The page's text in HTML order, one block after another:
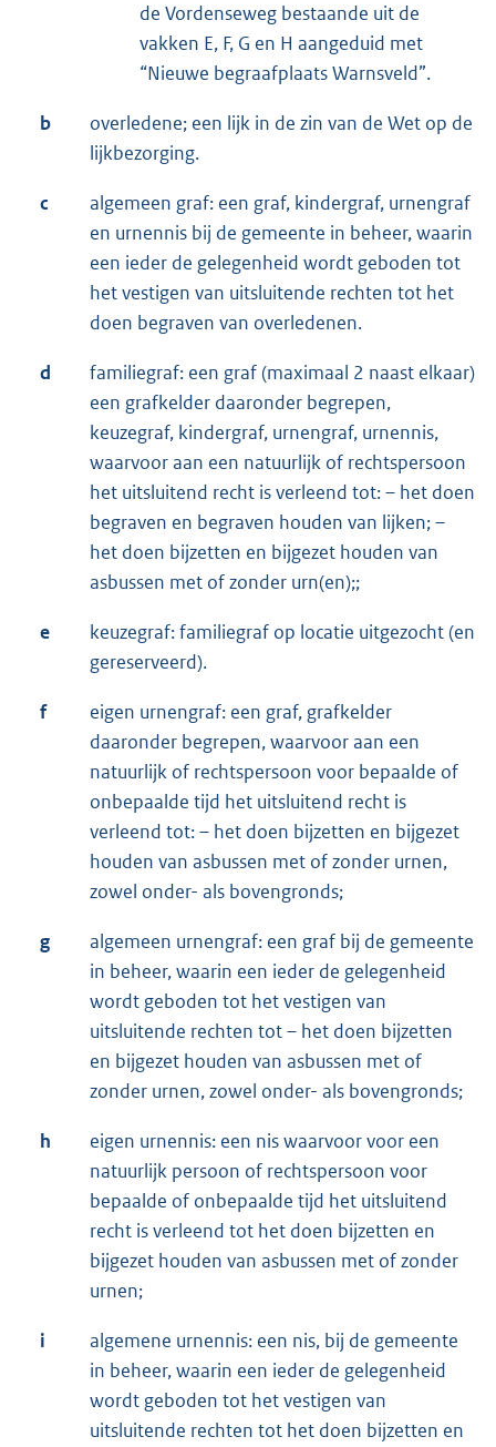
de Vordenseweg bestaande uit de
vakken E, F, G en H aangeduid met
“Nieuwe begraafplaats Warnsveld”.
b
overledene; een lijk in de zin van de Wet op de
lijkbezorging.
c
algemeen graf: een graf, kindergraf, urnengraf
en urnennis bij de gemeente in beheer, waarin
een ieder de gelegenheid wordt geboden tot
het vestigen van uitsluitende rechten tot het
doen begraven van overledenen.
d
familiegraf: een graf (maximaal 2 naast elkaar)
een grafkelder daaronder begrepen,
keuzegraf, kindergraf, urnengraf, urnennis,
waarvoor aan een natuurlijk of rechtspersoon
het uitsluitend recht is verleend tot: – het doen
begraven en begraven houden van lijken; –
het doen bijzetten en bijgezet houden van
asbussen met of zonder urn(en);;
e
keuzegraf: familiegraf op locatie uitgezocht (en
gereserveerd).
f
eigen urnengraf: een graf, grafkelder
daaronder begrepen, waarvoor aan een
natuurlijk of rechtspersoon voor bepaalde of
onbepaalde tijd het uitsluitend recht is
verleend tot: – het doen bijzetten en bijgezet
houden van asbussen met of zonder urnen,
zowel onder- als bovengronds;
g
algemeen urnengraf: een graf bij de gemeente
in beheer, waarin een ieder de gelegenheid
wordt geboden tot het vestigen van
uitsluitende rechten tot – het doen bijzetten
en bijgezet houden van asbussen met of
zonder urnen, zowel onder- als bovengronds;
h
eigen urnennis: een nis waarvoor voor een
natuurlijk persoon of rechtspersoon voor
bepaalde of onbepaalde tijd het uitsluitend
recht is verleend tot het doen bijzetten en
bijgezet houden van asbussen met of zonder
urnen;
i
algemene urnennis: een nis, bij de gemeente
in beheer, waarin een ieder de gelegenheid
wordt geboden tot het vestigen van
uitsluitende rechten tot het doen bijzetten en